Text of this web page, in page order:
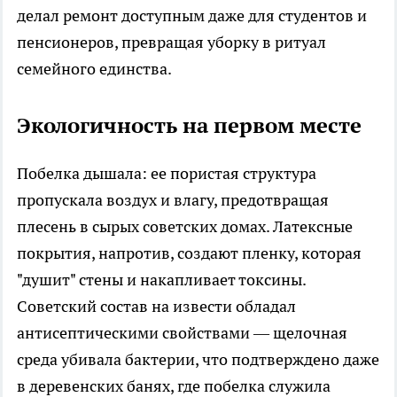
делал ремонт доступным даже для студентов и
пенсионеров, превращая уборку в ритуал
семейного единства.
Экологичность на первом месте
Побелка дышала: ее пористая структура
пропускала воздух и влагу, предотвращая
плесень в сырых советских домах. Латексные
покрытия, напротив, создают пленку, которая
"душит" стены и накапливает токсины.
Советский состав на извести обладал
антисептическими свойствами — щелочная
среда убивала бактерии, что подтверждено даже
в деревенских банях, где побелка служила